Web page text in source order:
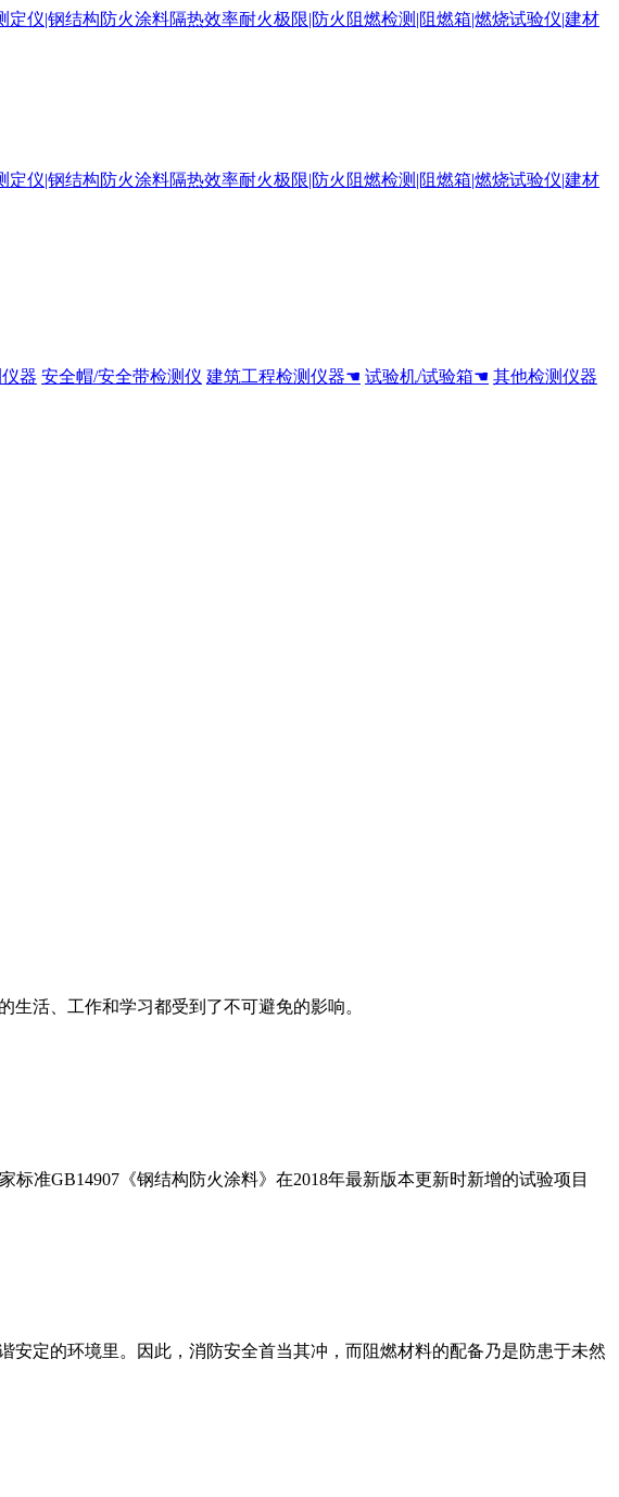
器 安全帽/安全带检测仪 建筑工程检测仪器☚ 试验机/试验箱☚ 其他检测仪器
生活、工作和学习都受到了不可避免的影响。
准GB14907《钢结构防火涂料》在2018年最新版本更新时新增的试验项目
定的环境里。因此，消防安全首当其冲，而阻燃材料的配备乃是防患于未然